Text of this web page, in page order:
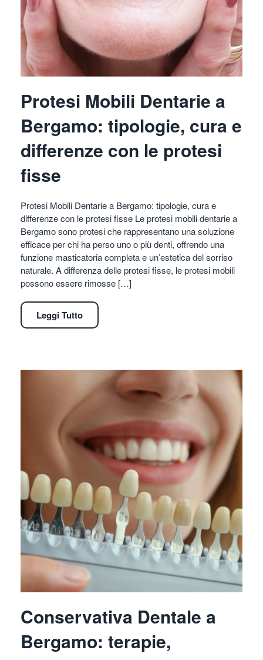
Protesi Mobili Dentarie a
Bergamo: tipologie, cura e
differenze con le protesi
fisse
Protesi Mobili Dentarie a Bergamo: tipologie, cura e
differenze con le protesi fisse Le protesi mobili dentarie a
Bergamo sono protesi che rappresentano una soluzione
efficace per chi ha perso uno o più denti, offrendo una
funzione masticatoria completa e un’estetica del sorriso
naturale. A differenza delle protesi fisse, le protesi mobili
possono essere rimosse […]
Leggi Tutto
Conservativa Dentale a
Bergamo: terapie,